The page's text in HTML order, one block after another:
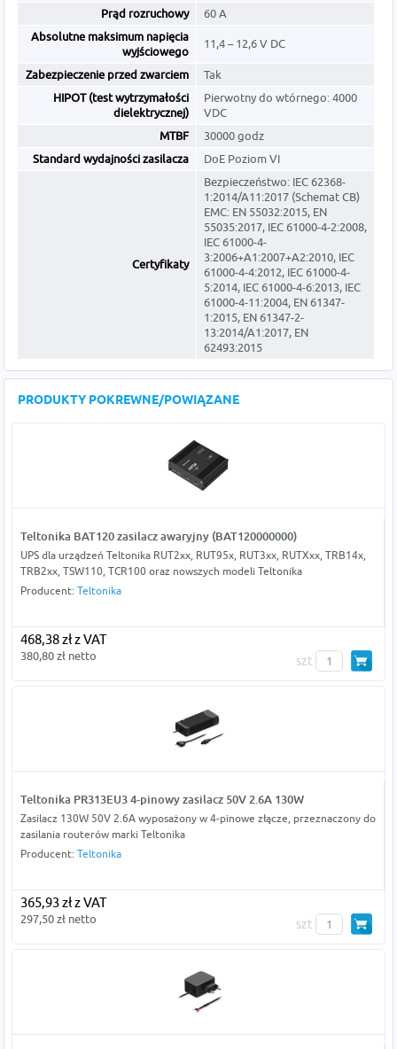
Prąd rozruchowy
60 A
Absolutne maksimum napięcia
wyjściowego
11,4 – 12,6 V DC
Zabezpieczenie przed zwarciem
Tak
HIPOT (test wytrzymałości
dielektrycznej)
Pierwotny do wtórnego: 4000
VDC
MTBF
30000 godz
Standard wydajności zasilacza
DoE Poziom VI
Certyfikaty
Bezpieczeństwo: IEC 62368-
1:2014/A11:2017 (Schemat CB)
EMC: EN 55032:2015, EN
55035:2017, IEC 61000-4-2:2008,
IEC 61000-4-
3:2006+A1:2007+A2:2010, IEC
61000-4-4:2012, IEC 61000-4-
5:2014, IEC 61000-4-6:2013, IEC
61000-4-11:2004, EN 61347-
1:2015, EN 61347-2-
13:2014/A1:2017, EN
62493:2015
PRODUKTY POKREWNE/POWIĄZANE
Teltonika BAT120 zasilacz awaryjny (BAT120000000)
UPS dla urządzeń Teltonika RUT2xx, RUT95x, RUT3xx, RUTXxx, TRB14x,
TRB2xx, TSW110, TCR100 oraz nowszych modeli Teltonika
Producent: Teltonika
468,38 zł z VAT
380,80 zł netto szt
Teltonika PR313EU3 4-pinowy zasilacz 50V 2.6A 130W
Zasilacz 130W 50V 2.6A wyposażony w 4-pinowe złącze, przeznaczony do
zasilania routerów marki Teltonika
Producent: Teltonika
365,93 zł z VAT
297,50 zł netto szt